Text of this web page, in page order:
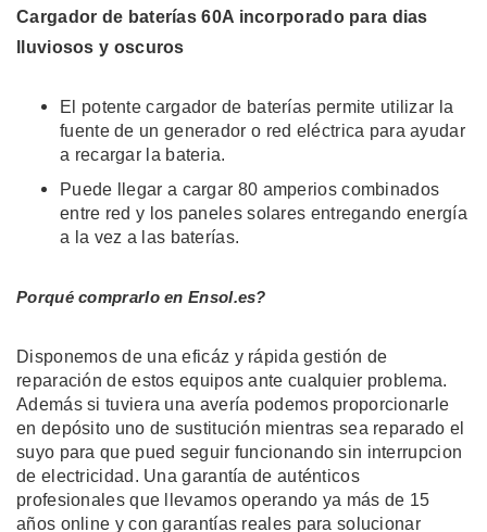
Cargador de baterías 60A incorporado para dias
lluviosos y oscuros
El potente cargador de baterías permite utilizar la
fuente de un generador o red eléctrica para ayudar
a recargar la bateria.
Puede llegar a cargar 80 amperios combinados
entre red y los paneles solares entregando energía
a la vez a las baterías.
Porqué comprarlo en Ensol.es?
Disponemos de una eficáz y rápida gestión de
reparación de estos equipos ante cualquier problema.
Además si tuviera una avería podemos proporcionarle
en depósito uno de sustitución mientras sea reparado el
suyo para que pued seguir funcionando sin interrupcion
de electricidad. Una garantía de auténticos
profesionales que llevamos operando ya más de 15
años online y con garantías reales para solucionar